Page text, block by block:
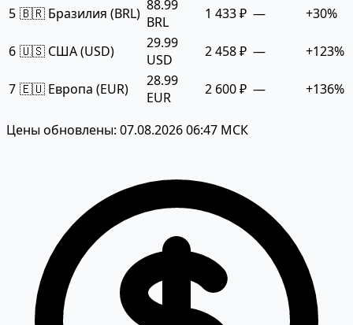
5 🇧🇷 Бразилия (BRL) 88.99
BRL
1 433 ₽ — +30%
6 🇺🇸 США (USD)
29.99
USD
2 458 ₽ — +123%
7 🇪🇺 Европа (EUR)
28.99
EUR
2 600 ₽ — +136%
Цены обновлены: 07.08.2026 06:47 МСК